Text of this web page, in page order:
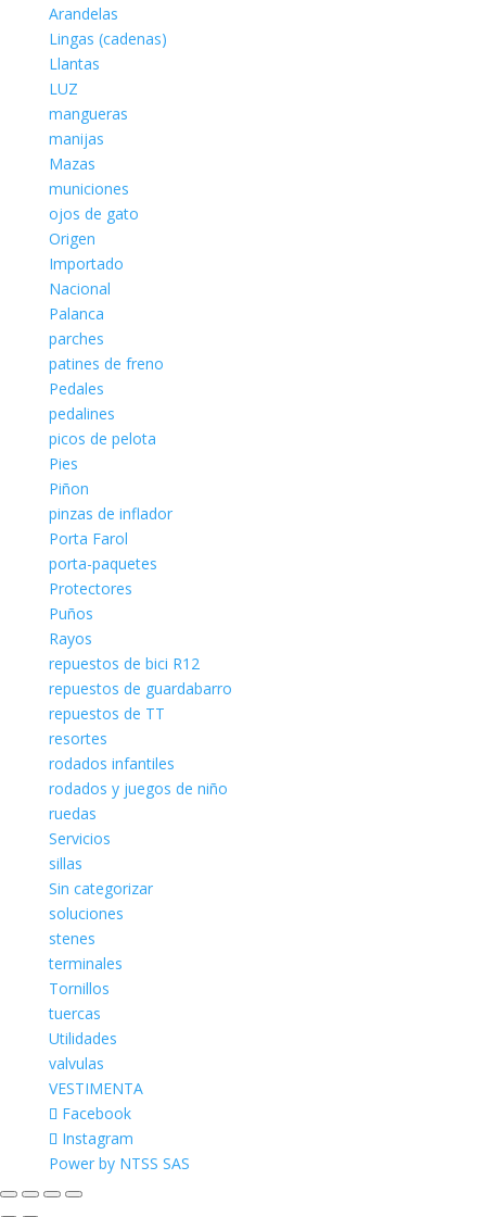
Arandelas
Lingas (cadenas)
Llantas
LUZ
mangueras
manijas
Mazas
municiones
ojos de gato
Origen
Importado
Nacional
Palanca
parches
patines de freno
Pedales
pedalines
picos de pelota
Pies
Piñon
pinzas de inflador
Porta Farol
porta-paquetes
Protectores
Puños
Rayos
repuestos de bici R12
repuestos de guardabarro
repuestos de TT
resortes
rodados infantiles
rodados y juegos de niño
ruedas
Servicios
sillas
Sin categorizar
soluciones
stenes
terminales
Tornillos
tuercas
Utilidades
valvulas
VESTIMENTA
Facebook
Instagram
Power by NTSS SAS